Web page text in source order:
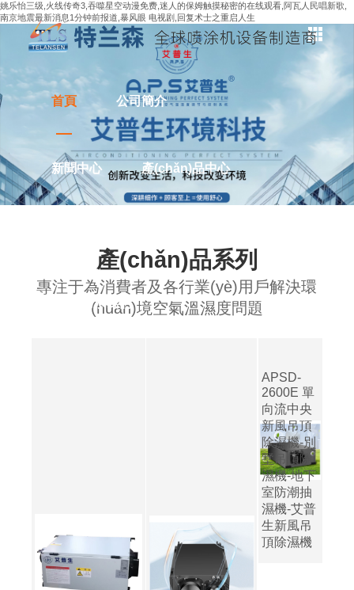
姚乐怡三级,火线传奇3,吞噬星空动漫免费,迷人的保姆触摸秘密的在线观看,阿瓦人民唱新歌,
南京地震最新消息1分钟前报道,暴风眼 电视剧,回复术士之重启人生
首頁 公司簡介
新聞中心 產(chǎn)品中心
聯(lián)系我們
產(chǎn)品系列
專注于為消費者及各行業(yè)用戶解決環
(huán)境空氣溫濕度問題
APSD-
2600E 單
向流中央
新風吊頂
除濕機-別
墅吊頂除
濕機-地下
室防潮抽
濕機-艾普
生新風吊
頂除濕機